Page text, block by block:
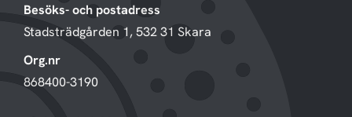
Besöks- och postadress
Stadsträdgården 1, 532 31 Skara
Org.nr
868400-3190